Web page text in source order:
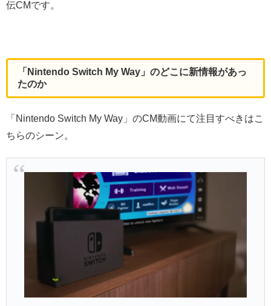
伝CMです。
「Nintendo Switch My Way」のどこに新情報があっ
たのか
「Nintendo Switch My Way」のCM動画にて注目すべきはこ
ちらのシーン。